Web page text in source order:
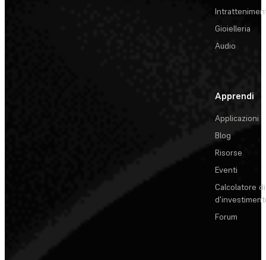
Gioielleria
Audio
Apprendi
Applicazioni
Blog
Risorse
Eventi
Calcolatore
Forum